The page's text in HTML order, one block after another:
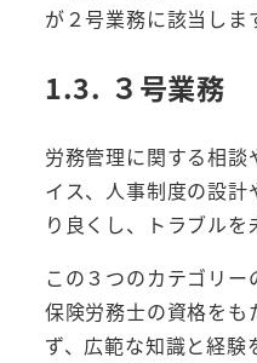
が２号業務に該当しま
1.3. ３号業務
労務管理に関する相
イス、人事制度の設
り良くし、トラブルを
この３つのカテゴリ
保険労務士の資格を
ず、広範な知識と経